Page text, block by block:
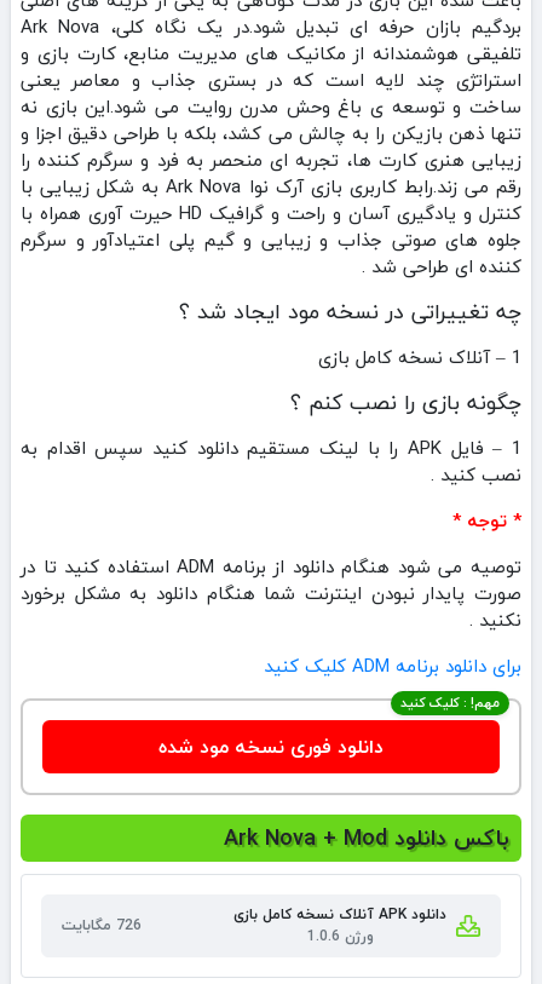
بردگیم‌ بازان حرفه‌ ای تبدیل شود.در یک نگاه کلی، Ark Nova
تلفیقی هوشمندانه از مکانیک‌ های مدیریت منابع، کارت‌ بازی و
استراتژی چند لایه است که در بستری جذاب و معاصر یعنی
ساخت و توسعه‌ ی باغ‌ وحش مدرن روایت می‌ شود.این بازی نه‌
تنها ذهن بازیکن را به چالش می‌ کشد، بلکه با طراحی دقیق اجزا و
زیبایی هنری کارت‌ ها، تجربه‌ ای منحصر به‌ فرد و سرگرم‌ کننده را
رقم می‌ زند.رابط کاربری بازی آرک نوا Ark Nova به شکل زیبایی با
کنترل و یادگیری آسان و راحت و گرافیک HD حیرت آوری همراه با
جلوه های صوتی جذاب و زیبایی و گیم پلی اعتیادآور و سرگرم
کننده ای طراحی شد .
چه تغییراتی در نسخه مود ایجاد شد ؟
1 – آنلاک نسخه کامل بازی
چگونه بازی را نصب کنم ؟
1 – فایل APK را با لینک مستقیم دانلود کنید سپس اقدام به
نصب کنید .
* توجه *
توصیه می شود هنگام دانلود از برنامه ADM استفاده کنید تا در
صورت پایدار نبودن اینترنت شما هنگام دانلود به مشکل برخورد
نکنید .
برای دانلود برنامه ADM کلیک کنید
مهم! : کلیک کنید
دانلود فوری نسخه مود شده
باکس دانلود Ark Nova + Mod
دانلود APK آنلاک نسخه کامل بازی
ورژن 1.0.6
726 مگابایت